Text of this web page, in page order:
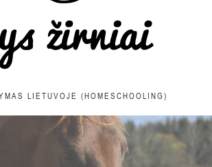
LIETUVOJE (HOMESCHOOLING)